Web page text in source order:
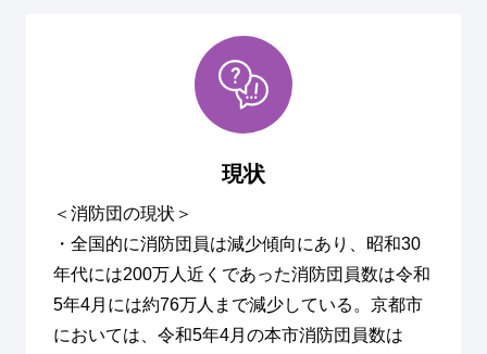
現状
＜消防団の現状＞
・全国的に消防団員は減少傾向にあり、昭和30
年代には200万人近くであった消防団員数は令和
5年4月には約76万人まで減少している。京都市
においては、令和5年4月の本市消防団員数は